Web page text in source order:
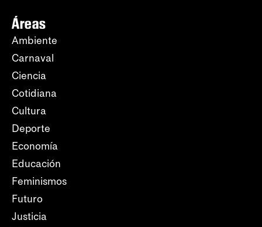
Áreas
Ambiente
Carnaval
Ciencia
Cotidiana
Cultura
Deporte
Economía
Educación
Feminismos
Futuro
Justicia